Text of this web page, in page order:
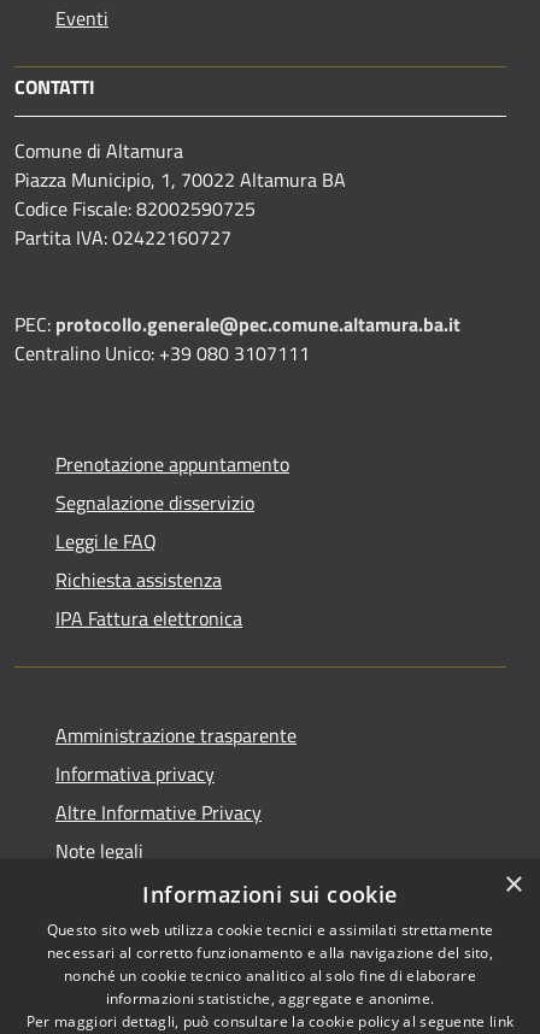
Eventi
CONTATTI
Comune di Altamura
Piazza Municipio, 1, 70022 Altamura BA
Codice Fiscale: 82002590725
Partita IVA: 02422160727
PEC: protocollo.generale@pec.comune.altamura.ba.it
Centralino Unico: +39 080 3107111
Prenotazione appuntamento
Segnalazione disservizio
Leggi le FAQ
Richiesta assistenza
IPA Fattura elettronica
Amministrazione trasparente
Informativa privacy
Altre Informative Privacy
Note legali
Dichiarazione di accessibilità
RSS
Copyright © 2026 • Comune di
×
Informazioni sui cookie
Questo sito web utilizza cookie tecnici e assimilati strettamente
necessari al corretto funzionamento e alla navigazione del sito,
nonché un cookie tecnico analitico al solo fine di elaborare
informazioni statistiche, aggregate e anonime.
Per maggiori dettagli, può consultare la cookie policy al seguente link